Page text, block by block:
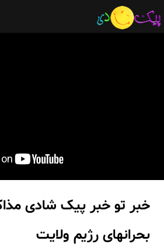
خبر تو خبر پیک شادی
بحرانهای رژیم ولایت